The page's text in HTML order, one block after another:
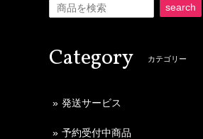
search
Category カテゴリー
発送サービス
予約受付中商品